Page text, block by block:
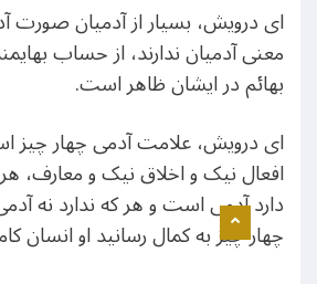
اى درویش، بسیار از آدمیان صورت
معنى آدمیان ندارند، از حساب
بهائم در ایشان ظاهر است.
اى درویش، علامت آدمى چهار چیز
افعال نیک و اخلاق نیک و معارف،
دارد آدمى است و هر که ندارد نه
چهار چیز به کمال رسانید او انسان